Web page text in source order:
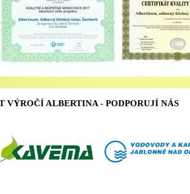
VÝROČÍ ALBERTINA - PODPORUJÍ NÁS